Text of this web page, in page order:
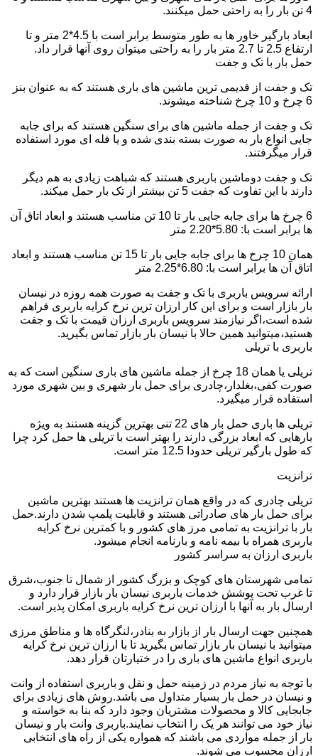
4 تن بار را به راحتی حمل میکنند.
ابعاد بارگیر خاور ها به طور متوسط برابر است با 4.5*2 متر و تا
ارتفاع 2.5 تا 2.7 متر بار را به راحتی میتوان روی آنها قرار داد.
حمل بار با تک و جفت
تک و جفت از قدیمی ترین ماشین های باری هستند که به عنوان بنز
6 چرخ و 10 چرخ شناخته میشوند.
تک و جفت از جمله ماشین های برای سنگین هستند که برای جابه
جایی انواع بار به صورت بسته بندی شده و یا فله ای مورد استفاده
قرار میگرفتند.
تک و جفت دوماشین باربری هستند که شباهت زیادی به هم دیگر
دارند با این تفاوت که جفت 5 تن بیشتر از تک بار حمل میکند.
6 چرخ ها برای جابه جایی بار تا 10 تن مناسب هستند و ابعاد اتاق آن
ها برابر است با: 5.80*2.20 متر
همان 10 چرخ ها برای جابه جایی بار تا 15 تن مناسب هستند و ابعاد
اتاق آن ها برابر است با: 6.80*2.25 متر
ارائه سرویس باربری با تک و جفت به صورت همه روزه در نیسان
بار بازار است و برای این کار ارزان ترین نرخ کرایه باربری فراهم
شده است،اگر نیازمند سرویس باربری ارزان قیمت با تک و جفت
هستید،میتوانید همین حالا با نیسان بار بازار تماس بگیرید.
باربری با تریلی
تریلی یا همان 18 چرخ از جمله ماشین های باری سنگین است که به
صورت کفی،بغلدار،چادری برای حمل بار شهری و بین شهری مورد
استفاده قرار میگیرد.
تریلی ها باری حمل بار های 22 تنی بهترین گزینه هستند به ویژه
بارهایی که ابعاد بزرگی دارند را بهتر است با تریلی ها حمل کرد چرا
که طول بارگیر تریلی حدودا 12.5 متر است.
ترانزیت
تریلی چادری که در واقع همان ترانزیت ها هستند بهترین ماشین
برای حمل بار های صادراتی هستند و قابلیت پلمپ شدن دارند.حمل
بار با ترانزیت به تمامی مرز های کشور و با کمترین نرخ کرایه
باربری همراه با بیمه نامه و بارنامه انجام میشود.
باربری ارزان به سراسر کشور
تمامی شهرستان های کوچک و بزرگ کشور از شمال تا جنوب،شرق
تا غرب تحت پوشش خدمات باربری نیسان بار بازار قرار دارد و
ارسال بار به آنها با ارزان ترین نرخ کرایه باربری امکان پذیر است.
همچنین جهت ارسال بار از بازار به بنادر،لنگرگاه ها و مناطق مرزی
میتوانید با نیسان بار بازار تماس بگیرید تا با ارزان ترین نرخ کرایه
باربری انواع ماشین های باری را در ختیارتان قرار دهد.
با توجه به نیاز مردم در زمینه حمل و نقل و باربری استفاده از وانت
و نیسان در حمل بار بسیار متداول می باشد.روش های زیادی برای
جابجایی کالا و محصولات مشتریان وجود دارد که بنا به خواسته و
نیاز خود می توانند هر یک را انتخاب نمایند.باربری وانت بار و نیسان
بار از جمله مواردی می باشند که همواره یکی از راه های انتخابی
ارزان محسوب می شوند.